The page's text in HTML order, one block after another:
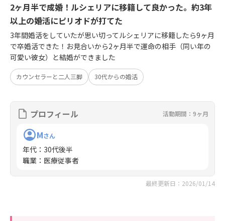
2ヶ月半で成婚！ルシェリアに移籍して良かった。約3年
以上の婚活にピリオドが打てた
3年間婚活をしていたが思い切ってルシェリアに移籍したら9ヶ月
で卒婚活できた！お見合いから2ヶ月半で運命の相手（同い年の
可愛い彼女）と結婚ができました
カウンセラーと二人三脚 30代からの婚活
プロフィール 活動期間：9ヶ月
Mさん
年代 ： 30代後半
職業 ： 医療従事者
最終更新日：2026/01/14